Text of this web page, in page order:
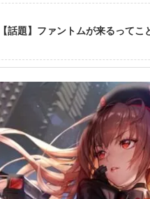
【話題】ファントムが来るってこ